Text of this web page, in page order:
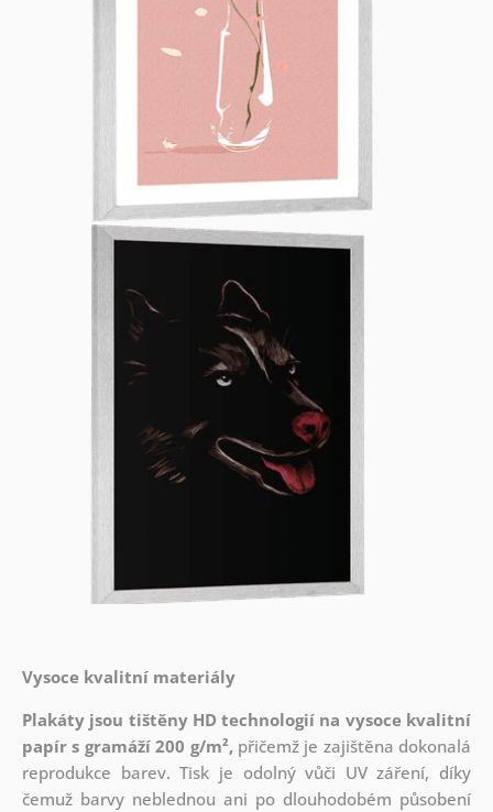
Vysoce kvalitní materiály
Plakáty jsou tištěny HD technologií na vysoce kvalitní
papír s gramáží 200 g/m²,přičemž je zajištěna dokonalá
reprodukce barev. Tisk je odolný vůči UV záření, díky
čemuž barvy neblednou ani po dlouhodobém působení